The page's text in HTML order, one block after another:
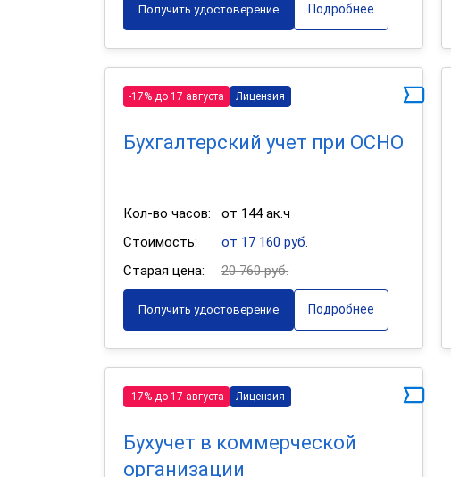
Получить удостоверение Подробнее
-17% до 17 августа Лицензия
Бухгалтерский учет при ОСНО
Кол-во часов:
от 144 ак.ч
Стоимость:
от 17 160 руб.
Старая цена:
20 760 руб.
Получить удостоверение Подробнее
-17% до 17 августа Лицензия
Бухучет в коммерческой
организации